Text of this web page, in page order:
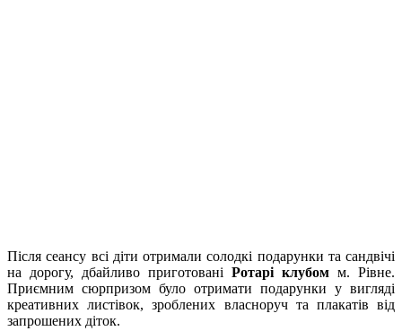
Після сеансу всі діти отримали солодкі подарунки та сандвічі
на дорогу, дбайливо приготовані Ротарі клубом м. Рівне.
Приємним сюрпризом було отримати подарунки у вигляді
креативних листівок, зроблених власноруч та плакатів від
запрошених діток.